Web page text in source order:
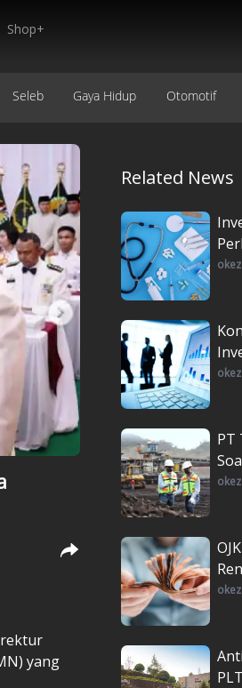
Shop+
Seleb Gaya Hidup Otomotif
yang
Related News
PT